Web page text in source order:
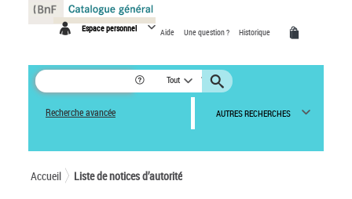
Espace personnel Aide Une question ? Historique
Tout
Recherche avancée AUTRES RECHERCHES
Accueil Liste de notices d’autorité
Panneau de gestion des cookies